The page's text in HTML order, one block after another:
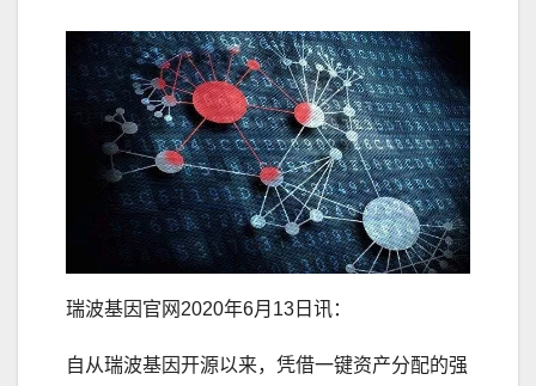
瑞波基因官网2020年6月13日讯：
自从瑞波基因开源以来，凭借一键资产分配的强